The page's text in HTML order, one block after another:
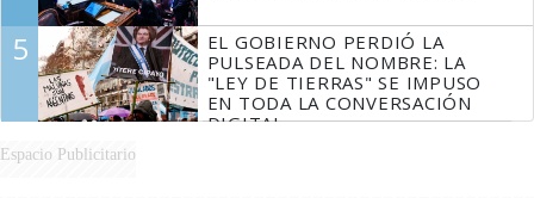
5
EL GOBIERNO PERDIÓ LA
PULSEADA DEL NOMBRE: LA
"LEY DE TIERRAS" SE IMPUSO
EN TODA LA CONVERSACIÓN
DIGITAL
Espacio Publicitario